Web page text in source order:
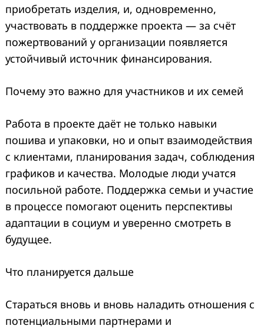
приобретать изделия, и, одновременно,
участвовать в поддержке проекта — за счёт
пожертвований у организации появляется
устойчивый источник финансирования.
Почему это важно для участников и их семей
Работа в проекте даёт не только навыки
пошива и упаковки, но и опыт взаимодействия
с клиентами, планирования задач, соблюдения
графиков и качества. Молодые люди учатся
посильной работе. Поддержка семьи и участие
в процессе помогают оценить перспективы
адаптации в социум и уверенно смотреть в
будущее.
Что планируется дальше
Стараться вновь и вновь наладить отношения с
потенциальными партнерами и